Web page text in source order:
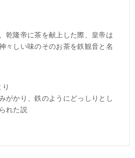
乾隆帝に茶を献上した際、皇帝は
々しい味のそのお茶を鉄観音と名
がかり、鉄のようにどっしりとし
れた説